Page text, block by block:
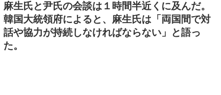
麻生氏と尹氏の会談は１時間半近くに及んだ。
韓国大統領府によると、麻生氏は「両国間で対
話や協力が持続しなければならない」と語っ
た。